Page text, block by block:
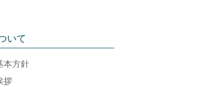
いて
本方針
拶